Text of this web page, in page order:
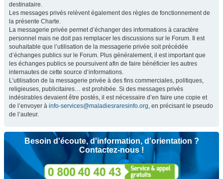
destinataire.
Les messages privés relèvent également des règles de fonctionnement de
la présente Charte.
La messagerie privée permet d’échanger des informations à caractère
personnel mais ne doit pas remplacer les discussions sur le Forum. Il est
souhaitable que l’utilisation de la messagerie privée soit précédée
d’échanges publics sur le Forum. Plus généralement, il est important que
les échanges publics se poursuivent afin de faire bénéficier les autres
internautes de cette source d’informations.
L’utilisation de la messagerie privée à des fins commerciales, politiques,
religieuses, publicitaires… est prohibée. Si des messages privés
indésirables devaient être postés, il est nécessaire d’en faire une copie et
de l’envoyer à info-services@maladiesraresinfo.org, en précisant le pseudo
de l’auteur.
Besoin d'écoute, d'information, d'orientation ?
Contactez-nous !